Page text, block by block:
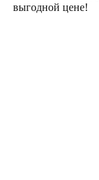
выгодной цене!